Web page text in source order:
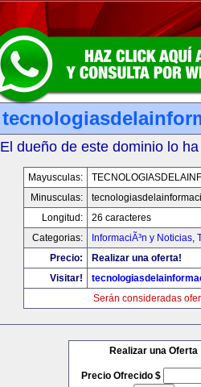
El dueño de este dominio lo
Mayusculas:
Minusculas:
Longitud:
26 caracteres
Categorias:
InformaciÃ³n y Noticias,
Precio:
Realizar una oferta!
Visitar!
Serán consideradas
Realizar una Oferta
Precio Ofrecido $